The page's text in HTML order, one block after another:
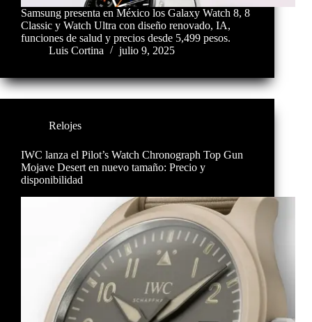
Samsung presenta en México los Galaxy Watch 8, 8
Classic y Watch Ultra con diseño renovado, IA,
funciones de salud y precios desde 5,499 pesos.
Luis Cortina
julio 9, 2025
Relojes
IWC lanza el Pilot’s Watch Chronograph Top Gun
Mojave Desert en nuevo tamaño: Precio y
disponibilidad